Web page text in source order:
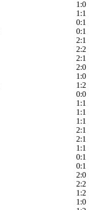
1:0
1:1
0:1
0:1
2:1
2:2
2:1
2:0
1:0
1:2
0:0
1:1
1:1
1:1
2:1
2:1
1:1
0:1
0:1
2:0
2:2
1:2
1:0